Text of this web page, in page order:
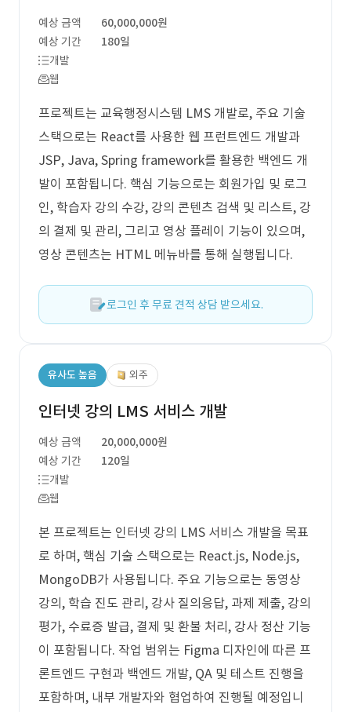
예상 금액
60,000,000원
예상 기간
180일
개발
웹
프로젝트는 교육행정시스템 LMS 개발로, 주요 기술
스택으로는 React를 사용한 웹 프런트엔드 개발과
JSP, Java, Spring framework를 활용한 백엔드 개
발이 포함됩니다. 핵심 기능으로는 회원가입 및 로그
인, 학습자 강의 수강, 강의 콘텐츠 검색 및 리스트, 강
의 결제 및 관리, 그리고 영상 플레이 기능이 있으며,
영상 콘텐츠는 HTML 메뉴바를 통해 실행됩니다.
로그인 후 무료 견적 상담 받으세요.
유사도 높음 외주
인터넷 강의 LMS 서비스 개발
예상 금액
20,000,000원
예상 기간
120일
개발
웹
본 프로젝트는 인터넷 강의 LMS 서비스 개발을 목표
로 하며, 핵심 기술 스택으로는 React.js, Node.js,
MongoDB가 사용됩니다. 주요 기능으로는 동영상
강의, 학습 진도 관리, 강사 질의응답, 과제 제출, 강의
평가, 수료증 발급, 결제 및 환불 처리, 강사 정산 기능
이 포함됩니다. 작업 범위는 Figma 디자인에 따른 프
론트엔드 구현과 백엔드 개발, QA 및 테스트 진행을
포함하며, 내부 개발자와 협업하여 진행될 예정입니